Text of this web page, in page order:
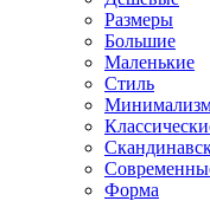
Размеры
Большие
Маленькие
Стиль
Форма